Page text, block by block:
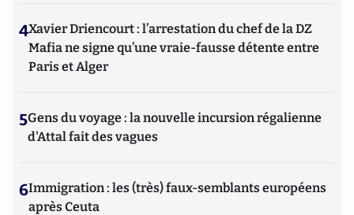
4Xavier Driencourt : l’arrestation du chef de la DZ
Mafia ne signe qu’une vraie-fausse détente entre
Paris et Alger
5Gens du voyage : la nouvelle incursion régalienne
d'Attal fait des vagues
6Immigration : les (très) faux-semblants européens
après Ceuta